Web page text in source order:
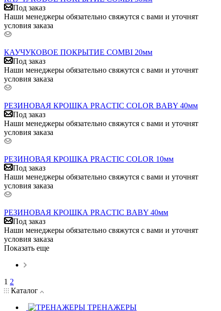
Под заказ
Наши менеджеры обязательно свяжутся с вами и уточнят
условия заказа
КАУЧУКОВОЕ ПОКРЫТИЕ COMBI 20мм
Под заказ
Наши менеджеры обязательно свяжутся с вами и уточнят
условия заказа
РЕЗИНОВАЯ КРОШКА PRACTIC COLOR BABY 40мм
Под заказ
Наши менеджеры обязательно свяжутся с вами и уточнят
условия заказа
РЕЗИНОВАЯ КРОШКА PRACTIC COLOR 10мм
Под заказ
Наши менеджеры обязательно свяжутся с вами и уточнят
условия заказа
РЕЗИНОВАЯ КРОШКА PRACTIC BABY 40мм
Под заказ
Наши менеджеры обязательно свяжутся с вами и уточнят
условия заказа
Показать еще
1 2
Каталог
ТРЕНАЖЕРЫ